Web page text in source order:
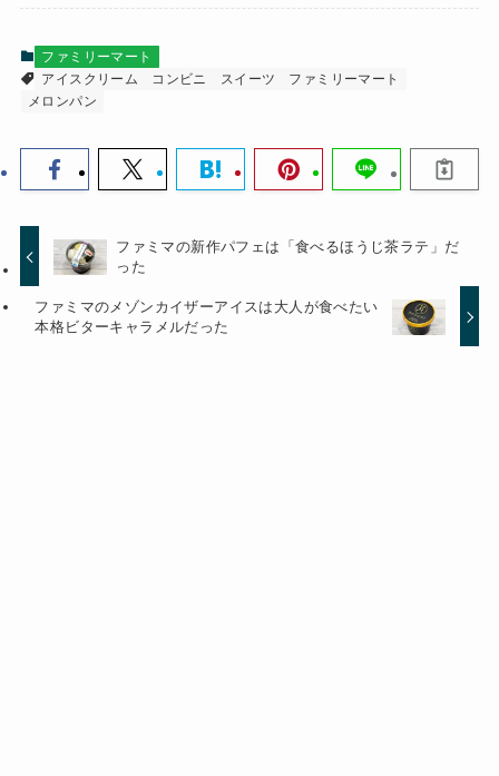
ファミリーマート
アイスクリーム
コンビニ スイーツ
ファミリーマート
メロンパン
ファミマの新作パフェは「食べるほうじ茶ラテ」だ
った
ファミマのメゾンカイザーアイスは大人が食べたい
本格ビターキャラメルだった